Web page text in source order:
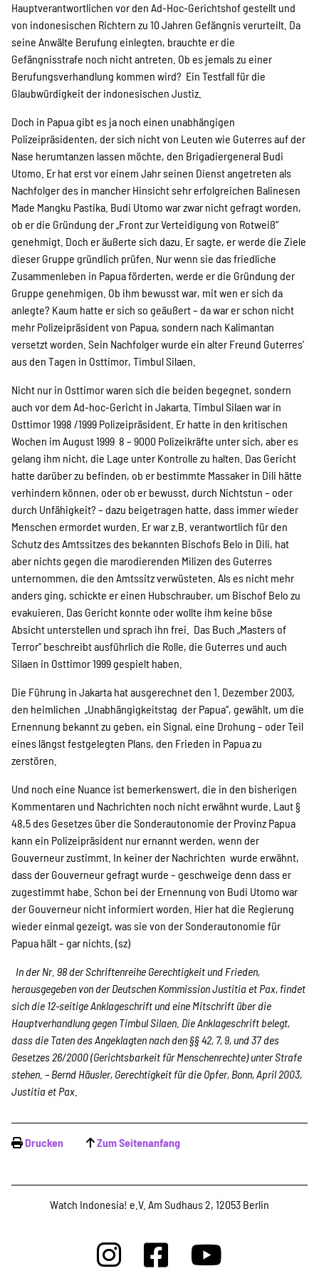
Suche
Hauptverantwortlichen vor den Ad-Hoc-Gerichtshof gestellt und
von indonesischen Richtern zu 10 Jahren Gefängnis verurteilt. Da
seine Anwälte Berufung einlegten, brauchte er die
Gefängnisstrafe noch nicht antreten. Ob es jemals zu einer
Berufungsverhandlung kommen wird? Ein Testfall für die
Glaubwürdigkeit der indonesischen Justiz.
Doch in Papua gibt es ja noch einen unabhängigen
Polizeipräsidenten, der sich nicht von Leuten wie Guterres auf der
Nase herumtanzen lassen möchte, den Brigadiergeneral Budi
Utomo. Er hat erst vor einem Jahr seinen Dienst angetreten als
Nachfolger des in mancher Hinsicht sehr erfolgreichen Balinesen
Made Mangku Pastika. Budi Utomo war zwar nicht gefragt worden,
ob er die Gründung der „Front zur Verteidigung von Rotweiß“
genehmigt. Doch er äußerte sich dazu. Er sagte, er werde die Ziele
dieser Gruppe gründlich prüfen. Nur wenn sie das friedliche
Zusammenleben in Papua förderten, werde er die Gründung der
Gruppe genehmigen. Ob ihm bewusst war, mit wen er sich da
anlegte? Kaum hatte er sich so geäußert – da war er schon nicht
mehr Polizeipräsident von Papua, sondern nach Kalimantan
versetzt worden. Sein Nachfolger wurde ein alter Freund Guterres’
aus den Tagen in Osttimor, Timbul Silaen.
Nicht nur in Osttimor waren sich die beiden begegnet, sondern
auch vor dem Ad-hoc-Gericht in Jakarta. Timbul Silaen war in
Osttimor 1998 /1999 Polizeipräsident. Er hatte in den kritischen
Wochen im August 1999 8 – 9000 Polizeikräfte unter sich, aber es
gelang ihm nicht, die Lage unter Kontrolle zu halten. Das Gericht
hatte darüber zu befinden, ob er bestimmte Massaker in Dili hätte
verhindern können, oder ob er bewusst, durch Nichtstun – oder
durch Unfähigkeit? – dazu beigetragen hatte, dass immer wieder
Menschen ermordet wurden. Er war z.B. verantwortlich für den
Schutz des Amtssitzes des bekannten Bischofs Belo in Dili, hat
aber nichts gegen die marodierenden Milizen des Guterres
unternommen, die den Amtssitz verwüsteten. Als es nicht mehr
anders ging, schickte er einen Hubschrauber, um Bischof Belo zu
evakuieren. Das Gericht konnte oder wollte ihm keine böse
Absicht unterstellen und sprach ihn frei. Das Buch „Masters of
Terror“ beschreibt ausführlich die Rolle, die Guterres und auch
Silaen in Osttimor 1999 gespielt haben.
Die Führung in Jakarta hat ausgerechnet den 1. Dezember 2003,
den heimlichen „Unabhängigkeitstag der Papua“, gewählt, um die
Ernennung bekannt zu geben, ein Signal, eine Drohung – oder Teil
eines längst festgelegten Plans, den Frieden in Papua zu
zerstören.
Und noch eine Nuance ist bemerkenswert, die in den bisherigen
Kommentaren und Nachrichten noch nicht erwähnt wurde. Laut §
48,5 des Gesetzes über die Sonderautonomie der Provinz Papua
kann ein Polizeipräsident nur ernannt werden, wenn der
Gouverneur zustimmt. In keiner der Nachrichten wurde erwähnt,
dass der Gouverneur gefragt wurde – geschweige denn dass er
zugestimmt habe. Schon bei der Ernennung von Budi Utomo war
der Gouverneur nicht informiert worden. Hier hat die Regierung
wieder einmal gezeigt, was sie von der Sonderautonomie für
Papua hält – gar nichts. (sz)
In der Nr. 98 der Schriftenreihe Gerechtigkeit und Frieden,
herausgegeben von der Deutschen Kommission Justitia et Pax, findet
sich die 12-seitige Anklageschrift und eine Mitschrift über die
Hauptverhandlung gegen Timbul Silaen. Die Anklageschrift belegt,
dass die Taten des Angeklagten nach den §§ 42, 7, 9, und 37 des
Gesetzes 26/2000 (Gerichtsbarkeit für Menschenrechte) unter Strafe
stehen. – Bernd Häusler, Gerechtigkeit für die Opfer, Bonn, April 2003,
Justitia et Pax.
Drucken Zum Seitenanfang
Watch Indonesia! e.V. Am Sudhaus 2, 12053 Berlin